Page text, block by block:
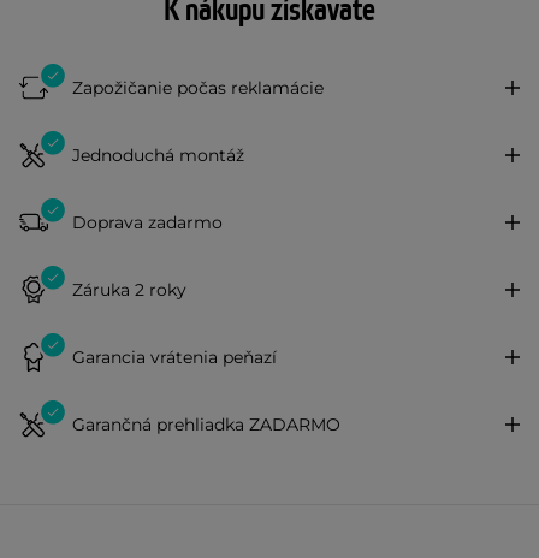
K nákupu získavate
Zapožičanie počas reklamácie
Jednoduchá montáž
Doprava zadarmo
Záruka 2 roky
Garancia vrátenia peňazí
Garančná prehliadka ZADARMO